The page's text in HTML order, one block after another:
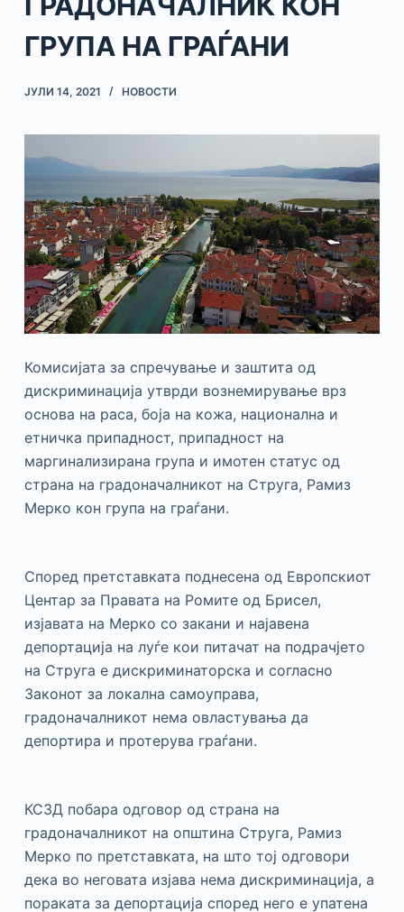
ГРУПА НА ГРАЃАНИ
ЈУЛИ 14, 2021 НОВОСТИ
Комисијата за спречување и заштита од
дискриминација утврди вознемирување врз
основа на раса, боја на кожа, национална и
етничка припадност, припадност на
маргинализирана група и имотен статус од
страна на градоначалникот на Струга, Рамиз
Мерко кон група на граѓани.
Според претставката поднесена од Европскиот
Центар за Правата на Ромите од Брисел,
изјавата на Мерко со закани и најавена
депортација на луѓе кои питачат на подрачјето
на Струга е дискриминаторска и согласно
Законот за локална самоуправа,
градоначалникот нема овластувања да
депортира и протерува граѓани.
КСЗД побара одговор од страна на
градоначалникот на општина Струга, Рамиз
Мерко по претставката, на што тој одговори
дека во неговата изјава нема дискриминација, а
пораката за депортација според него е упатена